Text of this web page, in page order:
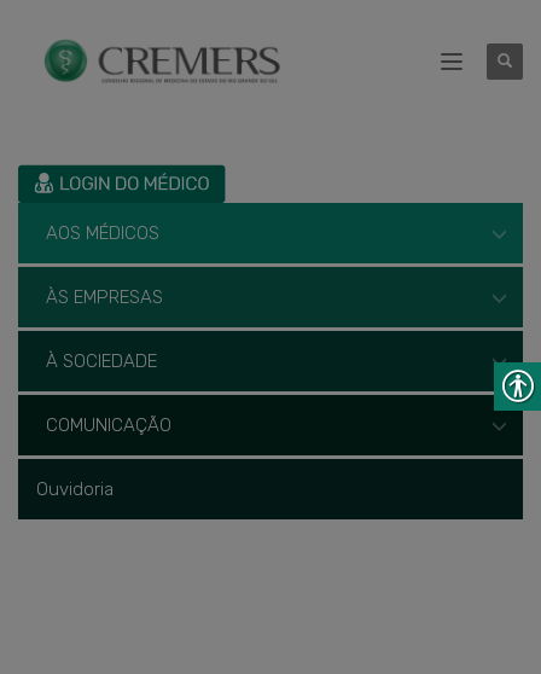
AOS MÉDICOS
ÀS EMPRESAS
À SOCIEDADE
COMUNICAÇÃO
Ouvidoria